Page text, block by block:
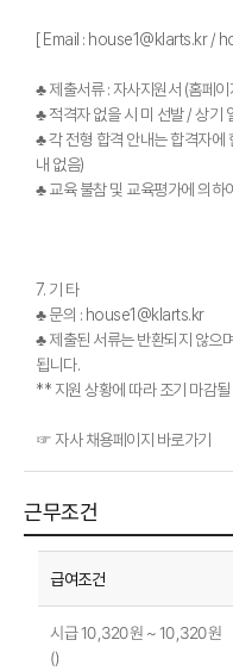
[ Email : house1@klarts.kr /
♣ 제출서류 : 자사지원서 (홈페
♣ 적격자 없을 시 미 선발 / 상기
♣ 각 전형 합격 안내는 합격자에
내 없음)
♣ 교육 불참 및 교육평가에 의하
7. 기 타
♣ 문의 : house1@klarts.kr
♣ 제출된 서류는 반환되지 않으
됩니다.
** 지원 상황에 따라 조기 마감될
☞ 자사 채용페이지 바로가기
근무조건
시급 10,320원 ~ 10,320원
()